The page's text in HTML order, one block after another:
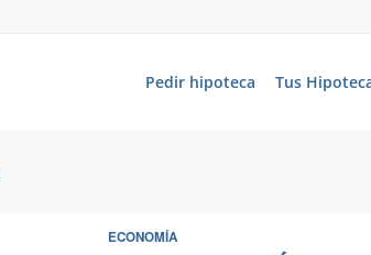
Pedir hipoteca Tus
ECONOMÍA